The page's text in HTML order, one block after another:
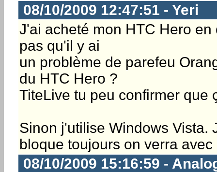
08/10/2009 12:47:51 - Yeri
J'ai acheté mon HTC Hero
pas qu'il y ai
un problème de parefeu
du HTC Hero ?
TiteLive tu peu confirmer que
Sinon j'utilise Windows Vista.
bloque toujours on verra
08/10/2009 15:16:59 -